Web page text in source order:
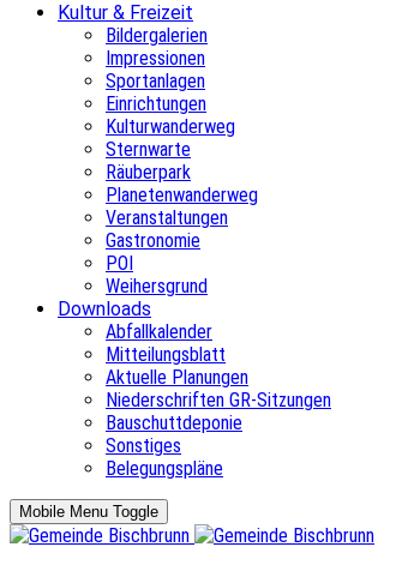
Kultur & Freizeit
Bildergalerien
Impressionen
Sportanlagen
Einrichtungen
Kulturwanderweg
Sternwarte
Räuberpark
Planetenwanderweg
Veranstaltungen
Gastronomie
POI
Weihersgrund
Downloads
Abfallkalender
Mitteilungsblatt
Aktuelle Planungen
Niederschriften GR-Sitzungen
Bauschuttdeponie
Sonstiges
Belegungspläne
Mobile Menu Toggle